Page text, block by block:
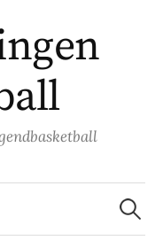
Suchen
nach: